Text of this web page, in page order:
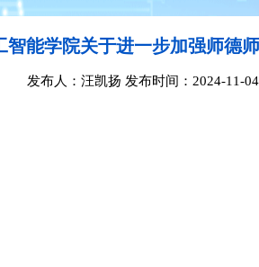
智能学院关于进一步加强师德
发布人：汪凯扬 发布时间：2024-11-